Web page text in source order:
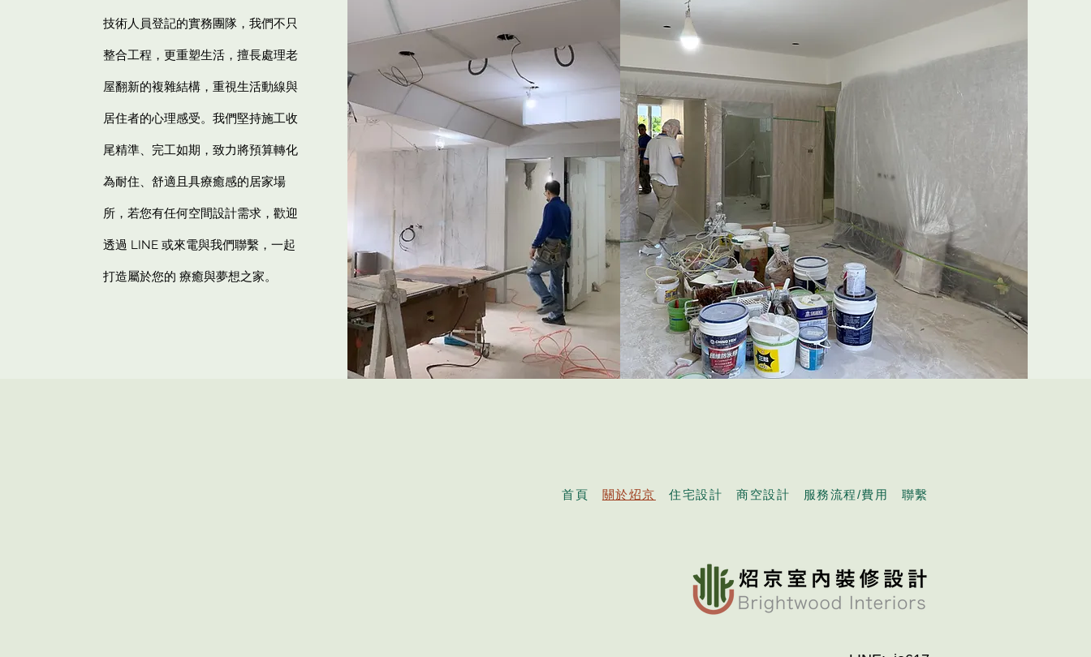
技術人員登記的實務團隊，我們不只
整合工程，更重塑生活，擅長處理老
屋翻新的複雜結構，重視生活動線與
居住者的心理感受。我們堅持施工收
尾精準、完工如期，致力將預算轉化
為耐住、舒適且具療癒感的居家場
所，若您有任何空間設計需求，歡迎
透過 LINE 或來電與我們聯繫，一起
打造屬於您的 療癒與夢想之家。
首頁 關於炤京 住宅設計 商空設計 服務流程/費用 聯繫